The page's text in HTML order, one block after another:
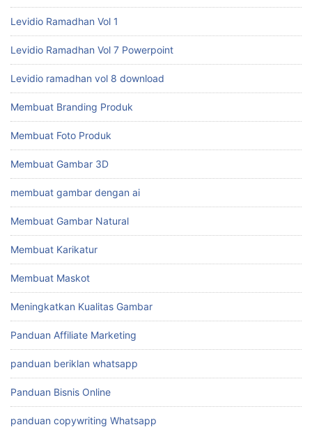
Levidio Ramadhan Vol 1
Levidio Ramadhan Vol 7 Powerpoint
Levidio ramadhan vol 8 download
Membuat Branding Produk
Membuat Foto Produk
Membuat Gambar 3D
membuat gambar dengan ai
Membuat Gambar Natural
Membuat Karikatur
Membuat Maskot
Meningkatkan Kualitas Gambar
Panduan Affiliate Marketing
panduan beriklan whatsapp
Panduan Bisnis Online
panduan copywriting Whatsapp